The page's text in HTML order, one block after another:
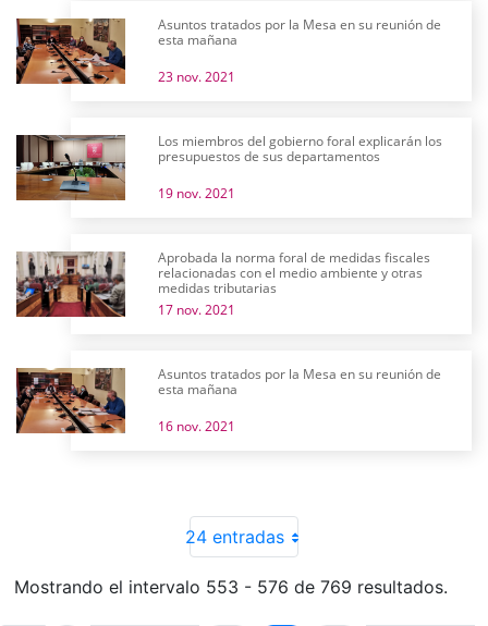
Asuntos tratados por la Mesa en su reunión de
esta mañana
23 nov. 2021
Los miembros del gobierno foral explicarán los
presupuestos de sus departamentos
19 nov. 2021
Aprobada la norma foral de medidas fiscales
relacionadas con el medio ambiente y otras
medidas tributarias
17 nov. 2021
Asuntos tratados por la Mesa en su reunión de
esta mañana
16 nov. 2021
24 entradas
Mostrando el intervalo 553 - 576 de 769 resultados.